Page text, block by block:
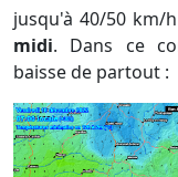
jusqu'à 40/50 km/
midi. Dans ce
baisse de partout :